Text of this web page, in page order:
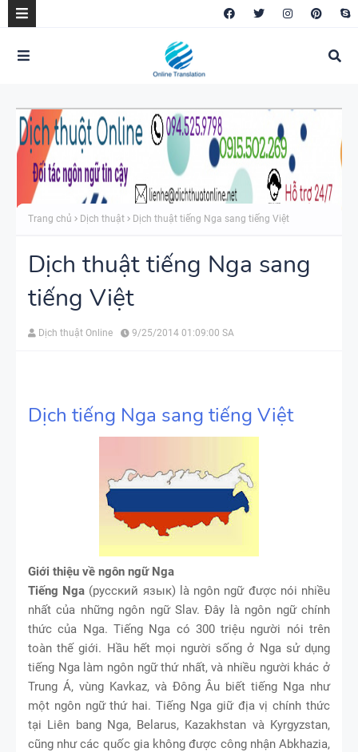
Trang chủ Dịch thuật Dịch thuật tiếng Nga sang tiếng Việt
Dịch thuật tiếng Nga sang
tiếng Việt
Dịch thuật Online 9/25/2014 01:09:00 SA
Dịch tiếng Nga sang tiếng Việt
Giới thiệu về ngôn ngữ Nga
Tiếng Nga (русский язык) là ngôn ngữ được nói nhiều
nhất của những ngôn ngữ Slav. Đây là ngôn ngữ chính
thức của Nga. Tiếng Nga có 300 triệu người nói trên
toàn thế giới. Hầu hết mọi người sống ở Nga sử dụng
tiếng Nga làm ngôn ngữ thứ nhất, và nhiều người khác ở
Trung Á, vùng Kavkaz, và Đông Âu biết tiếng Nga như
một ngôn ngữ thứ hai. Tiếng Nga giữ địa vị chính thức
tại Liên bang Nga, Belarus, Kazakhstan và Kyrgyzstan,
cũng như các quốc gia không được công nhận Abkhazia,